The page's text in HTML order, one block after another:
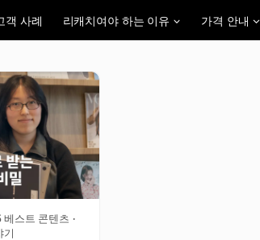
객 사례 리캐치여야 하는 이유 가격 안내
베스트 콘텐츠 ·
기